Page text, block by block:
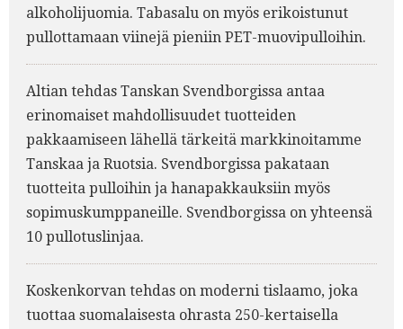
alkoholijuomia. Tabasalu on myös erikoistunut
pullottamaan viinejä pieniin PET-muovipulloihin.
Altian tehdas Tanskan Svendborgissa antaa
erinomaiset mahdollisuudet tuotteiden
pakkaamiseen lähellä tärkeitä markkinoitamme
Tanskaa ja Ruotsia. Svendborgissa pakataan
tuotteita pulloihin ja hanapakkauksiin myös
sopimuskumppaneille. Svendborgissa on yhteensä
10 pullotuslinjaa.
Koskenkorvan tehdas on moderni tislaamo, joka
tuottaa suomalaisesta ohrasta 250-kertaisella